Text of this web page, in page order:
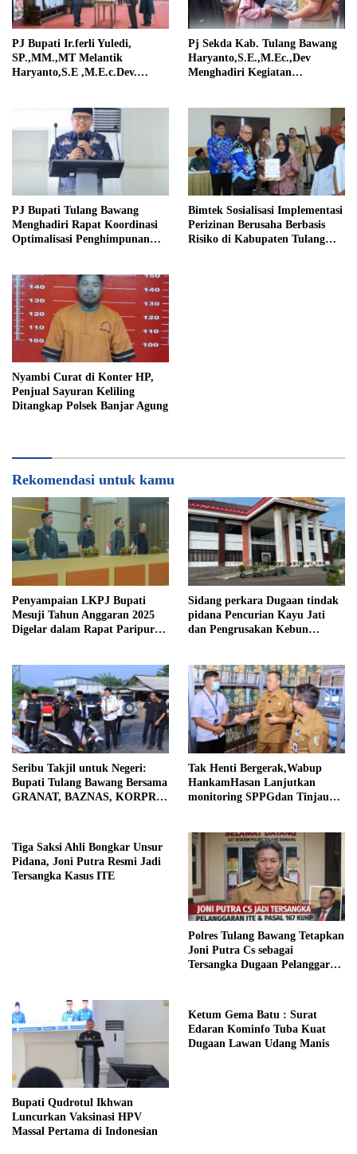
PJ Bupati Ir.ferli Yuledi,
SP.,MM.,MT Melantik
Haryanto,S.E ,M.E.c.Dev.
Pj Sekda Kab. Tulang Bawang
Haryanto,S.E.,M.Ec.,Dev
Menghadiri Kegiatan
PJ Bupati Tulang Bawang
Menghadiri Rapat Koordinasi
Optimalisasi Penghimpunan
Bimtek Sosialisasi Implementasi
Perizinan Berusaha Berbasis
Risiko di Kabupaten Tulang
Nyambi Curat di Konter HP,
Penjual Sayuran Keliling
Ditangkap Polsek Banjar Agung
Rekomendasi untuk kamu
Penyampaian LKPJ Bupati
Mesuji Tahun Anggaran 2025
Digelar dalam Rapat Paripurna
Sidang perkara Dugaan tindak
pidana Pencurian Kayu Jati
dan Pengrusakan Kebun
Seribu Takjil untuk Negeri:
Bupati Tulang Bawang Bersama
GRANAT, BAZNAS, KORPRI
Tak Henti Bergerak,Wabup
HankamHasan Lanjutkan
monitoring SPPGdan Tinjau
Hankam
Tiga Saksi Ahli Bongkar Unsur
Pidana, Joni Putra Resmi Jadi
Tersangka Kasus ITE
Polres Tulang Bawang Tetapkan
Joni Putra Cs sebagai
Tersangka Dugaan Pelanggaran
Bupati Qudrotul Ikhwan
Luncurkan Vaksinasi HPV
Massal Pertama di Indonesian
Ketum Gema Batu : Surat
Edaran Kominfo Tuba Kuat
Dugaan Lawan Udang Manis